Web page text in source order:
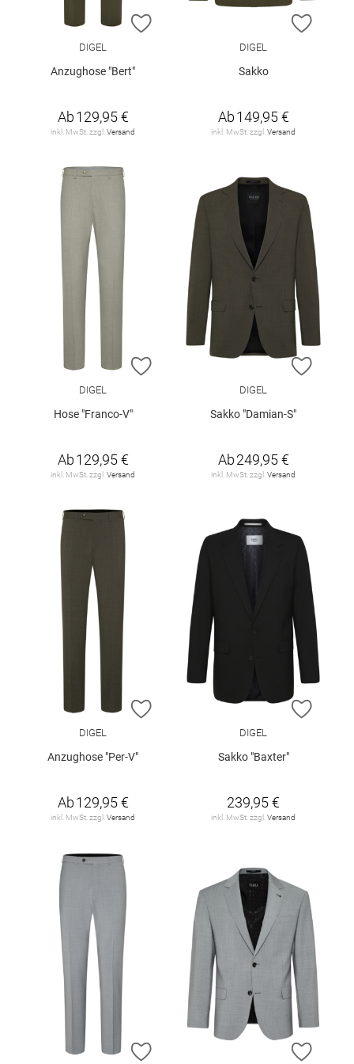
ZUR WUNSCHLISTE HINZUFÜGEN
DIGEL
Anzughose "Bert"
Ab129,95 €
inkl. MwSt. zzgl.Versand
ZUR
DIGEL
Sakko
Ab149,95 €
inkl. MwSt. zzgl.Versand
ZUR WUNSCHLISTE HINZUFÜGEN
DIGEL
Hose "Franco-V"
Ab129,95 €
inkl. MwSt. zzgl.Versand
ZUR
DIGEL
Sakko "Damian-S"
Ab249,95 €
inkl. MwSt. zzgl.Versand
ZUR WUNSCHLISTE HINZUFÜGEN
DIGEL
Anzughose "Per-V"
Ab129,95 €
inkl. MwSt. zzgl. Versand
ZUR
DIGEL
Sakko "Baxter"
239,95 €
inkl. MwSt. zzgl. Versand
ZUR WUNSCHLISTE HINZUFÜGEN
ZUR